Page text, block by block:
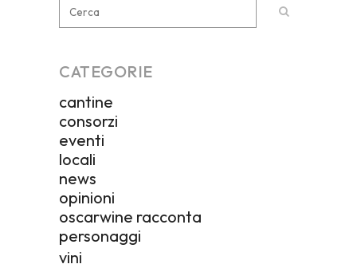
CATEGORIE
cantine
consorzi
eventi
locali
news
opinioni
oscarwine racconta
personaggi
vini